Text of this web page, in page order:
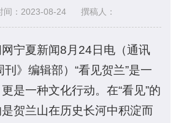
间：2023-08-24 撰稿人：
宁夏新闻8月24日电（通讯
刊》编辑部）“看见贺兰”是一
是一种文化行动。在“看见”的
贺兰山在历史长河中积淀而